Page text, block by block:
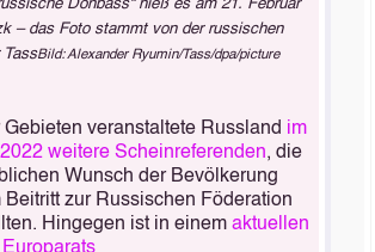
Donbass“ hieß es am 21. Februar
– das Foto stammt von der russischen
TassBild: Alexander Ryumin/Tass/dpa/picture
Gebieten veranstaltete Russland im
weitere Scheinreferenden, die
Wunsch der Bevölkerung
Beitritt zur Russischen Föderation
Hingegen ist in einem aktuellen